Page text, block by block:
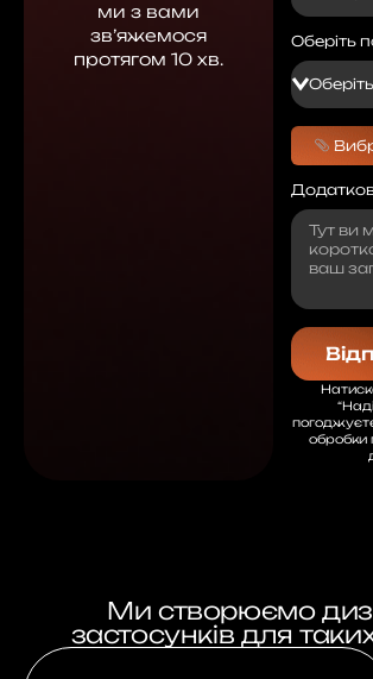
ми з вами
зв’яжемося
протягом 10 хв.
Оберіть
обробки
Ми створюємо
застосунків для